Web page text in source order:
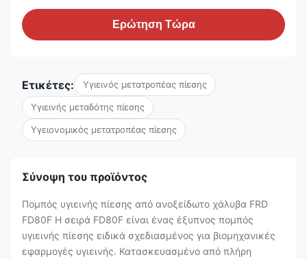
Ερώτηση Τώρα
Ετικέτες: Υγιεινός μετατροπέας πίεσης
Υγιεινής μεταδότης πίεσης
Υγειονομικός μετατροπέας πίεσης
Σύνοψη του προϊόντος
Πομπός υγιεινής πίεσης από ανοξείδωτο χάλυβα FRD
FD80F Η σειρά FD80F είναι ένας έξυπνος πομπός
υγιεινής πίεσης ειδικά σχεδιασμένος για βιομηχανικές
εφαρμογές υγιεινής. Κατασκευασμένο από πλήρη